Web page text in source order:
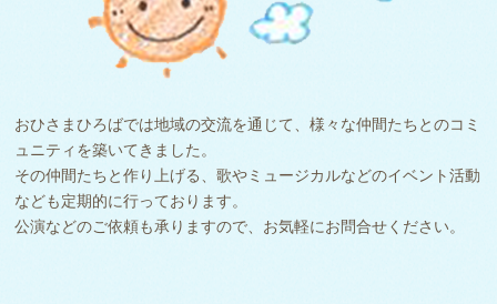
おひさまひろばでは地域の交流を通じて、様々な仲間たちとのコミ
ュニティを築いてきました。
その仲間たちと作り上げる、歌やミュージカルなどのイベント活動
なども定期的に行っております。
公演などのご依頼も承りますので、お気軽にお問合せください。